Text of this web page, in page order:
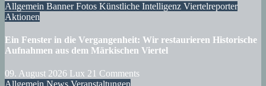
Allgemein BannerFotos Künstliche Intelligenz Viertelreporter
Aktionen
Ein Fenster in die Vergangenheit: Wir restaurieren Historische
Aufnahmen aus dem Märkischen Viertel
09. August 2026 Lux 21 Comments